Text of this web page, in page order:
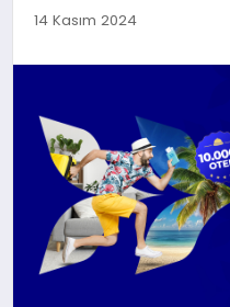
SIYASET
TEKNOLOJI
14 Kasım 2024